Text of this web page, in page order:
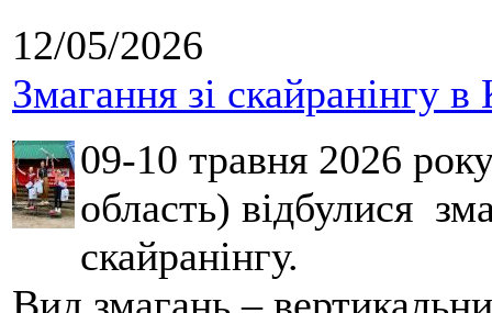
12/05/2026
Змагання зі скайранінгу в
09-10 травня 2026
область) відбулися
скайранінгу.